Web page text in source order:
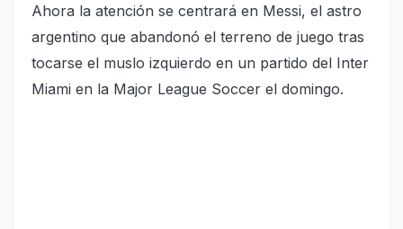
Ahora la atención se centrará en Messi, el astro
argentino que abandonó el terreno de juego tras
tocarse el muslo izquierdo en un partido del Inter
Miami en la Major League Soccer el domingo.